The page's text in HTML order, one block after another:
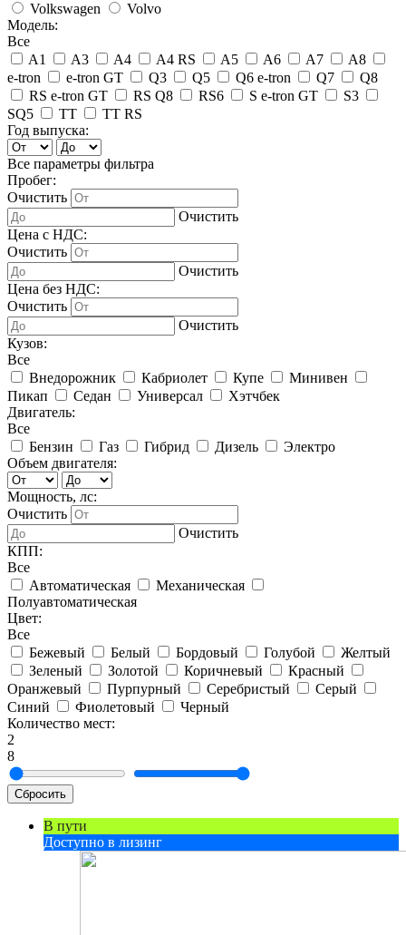
Volkswagen
Volvo
Модель:
Все
A1
A3 A4 A4 RS A5 A6 A7
A8
e-tron
e-tron GT Q3 Q5 Q6 e-tron Q7
Q8
RS e-tron GT
RS Q8 RS6 S e-tron GT
S3
SQ5
TT
TT RS
Год выпуска:
Все параметры фильтра
Пробег:
Очистить
Очистить
Цена с НДС:
Очистить
Очистить
Цена без НДС:
Очистить
Очистить
Кузов:
Все
Внедорожник
Кабриолет Купе
Минивен
Пикап
Седан Универсал
Хэтчбек
Двигатель:
Все
Бензин
Газ Гибрид Дизель
Электро
Объем двигателя:
Мощность, лс:
Очистить
Очистить
КПП:
Все
Автоматическая
Механическая
Полуавтоматическая
Цвет:
Все
Бежевый
Белый Бордовый Голубой
Желтый
Зеленый
Золотой Коричневый
Красный
Оранжевый
Пурпурный Серебристый
Серый
Синий
Фиолетовый
Черный
Количество мест:
2
8
Сбросить
В пути
Доступно в лизинг